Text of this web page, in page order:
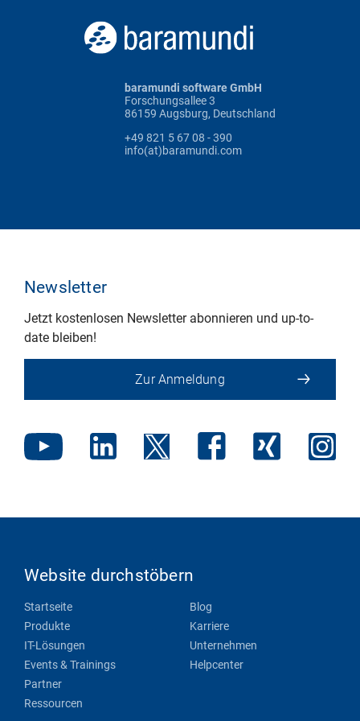
baramundi software GmbH
Forschungsallee 3
86159 Augsburg, Deutschland
+49 821 5 67 08 - 390
info(at)baramundi.com
Newsletter
Jetzt kostenlosen Newsletter abonnieren und up-to-
date bleiben!
Zur Anmeldung
Website durchstöbern
Startseite
Produkte
IT-Lösungen
Events & Trainings
Partner
Ressourcen
Blog
Karriere
Unternehmen
Helpcenter